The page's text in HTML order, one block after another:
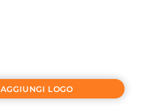
AGGIUNGI LOGO